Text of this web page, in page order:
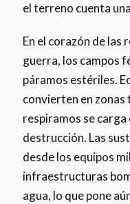
el terreno cuenta
En el corazón de las
guerra, los campos
páramos estériles.
convierten en zonas
respiramos se
destrucción. Las
desde los equipos
infraestructuras
agua, lo que pone